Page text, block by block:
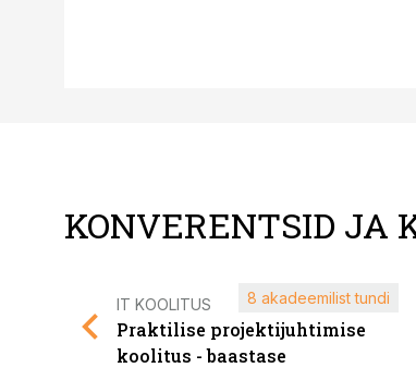
KONVERENTSID JA
IT KOOLITUS
Praktilise projektijuhtimise
koolitus - baastase
8 akadeemilist tundi